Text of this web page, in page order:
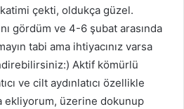
çekti, oldukça güzel.
gördüm ve 4-6 şubat arasında
tabi ama ihtiyacınız varsa
Aktif kömürlü
ve cilt aydınlatıcı özellikle
ekliyorum, üzerine dokunup